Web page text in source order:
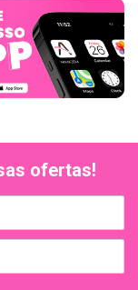
ofertas!